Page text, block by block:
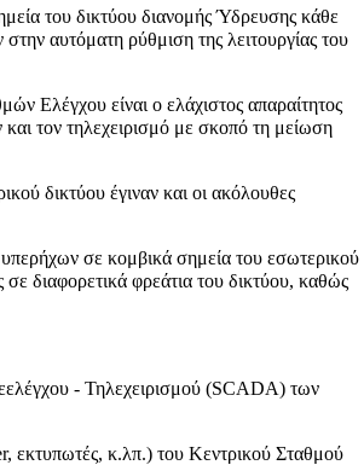
του δικτύου διανομής Ύδρευσης κάθε
αυτόματη ρύθμιση της λειτουργίας του
Ελέγχου είναι ο ελάχιστος απαραίτητος
τον τηλεχειρισμό με σκοπό τη μείωση
δικτύου έγιναν και οι ακόλουθες
σε κομβικά σημεία του εσωτερικού
διαφορετικά φρεάτια του δικτύου, καθώς
- Τηλεχειρισμού (SCADA) των
, εκτυπωτές, κ.λπ.) του Κεντρικού Σταθμού